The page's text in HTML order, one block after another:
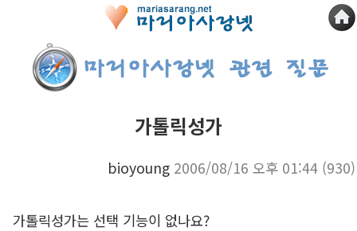
가톨릭성가
bioyoung 2006/08/16 오후 01:44 (930)
가톨릭성가는 선택 기능이 없나요?